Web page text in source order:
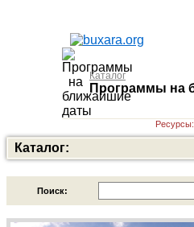
Каталог
Программы на
Каталог:
Узбекистан. Фиксированные даты.
Поиск: